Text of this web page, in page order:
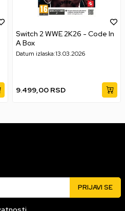
Switch 2 WWE 2K26 - Code In
A Box
Datum izlaska:13.03.2026
9.499,00 RSD
PRIJAVI SE